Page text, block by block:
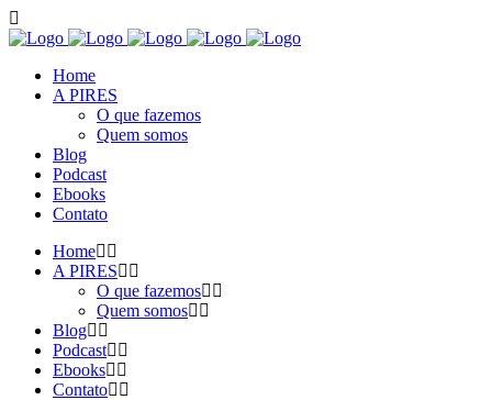
Home
A PIRES
O que fazemos
Quem somos
Blog
Podcast
Ebooks
Contato
Home
A PIRES
O que fazemos
Quem somos
Blog
Podcast
Ebooks
Contato